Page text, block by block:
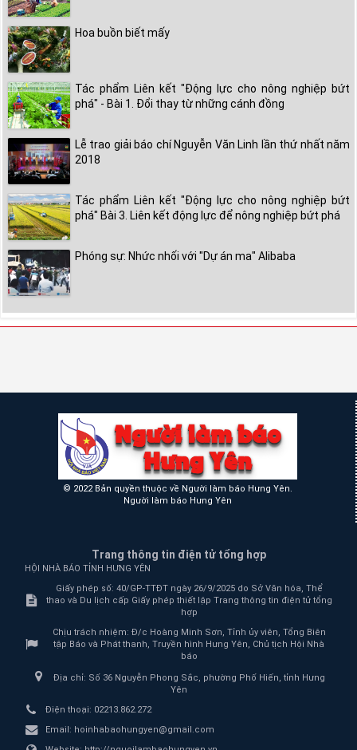
Hoa buồn biết mấy
Tác phẩm Liên kết "Động lực cho nông nghiệp bứt
phá" - Bài 1. Đổi thay từ những cánh đồng
Lễ trao giải báo chí Nguyễn Văn Linh lần thứ nhất năm
2018
Tác phẩm Liên kết "Động lực cho nông nghiệp bứt
phá" Bài 3. Liên kết động lực để nông nghiệp bứt phá
Phóng sự: Nhức nhối với "Dự án ma" Alibaba
© 2022 Bản quyền thuộc về Người làm báo Hưng Yên.
Người làm báo Hưng Yên
Trang thông tin điện tử tổng hợp
HỘI NHÀ BÁO TỈNH HƯNG YÊN
Giấy phép số: 40/GP-TTĐT ngày 26/9/2025 do Sở Văn hóa, Thể
thao và Du lịch cấp Giấy phép thiết lập Trang thông tin điện tử tổng
hợp
Chịu trách nhiệm: Đ/c Hoàng Minh Sơn, Tỉnh ủy viên, Tổng Biên
tập Báo và Phát thanh, Truyền hình Hưng Yên, Chủ tịch Hội Nhà
báo
Địa chỉ: Số 36 Nguyễn Phong Sắc, phường Phố Hiến, tỉnh Hưng
Yên
Điện thoại: 02213.862.272
Email: hoinhabaohungyen@gmail.com